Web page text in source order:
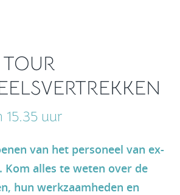
15.35 uur
van het personeel van ex-
Kom alles te weten over de
hun werkzaamheden en